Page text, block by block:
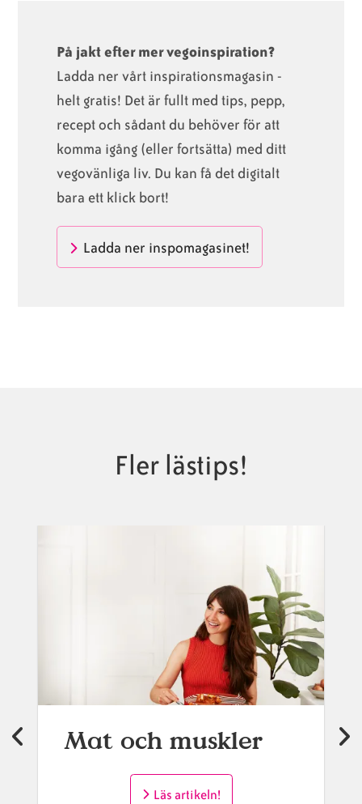
På jakt efter mer vegoinspiration?
Ladda ner vårt inspirationsmagasin -
helt gratis! Det är fullt med tips, pepp,
recept och sådant du behöver för att
komma igång (eller fortsätta) med ditt
vegovänliga liv. Du kan få det digitalt
bara ett klick bort!
Ladda ner inspomagasinet!
Fler lästips!
Mat och muskler
Läs artikeln!